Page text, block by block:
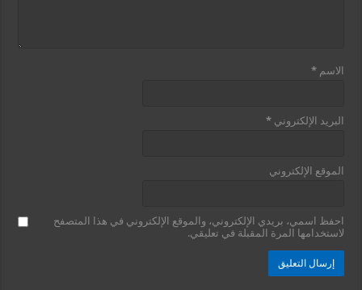
الاسم*
البريد الإلكتروني*
الموقع الإلكتروني
احفظ اسمي، بريدي الإلكتروني، والموقع الإلكتروني في هذا المتصفح
لاستخدامها المرة المقبلة في تعليقي.